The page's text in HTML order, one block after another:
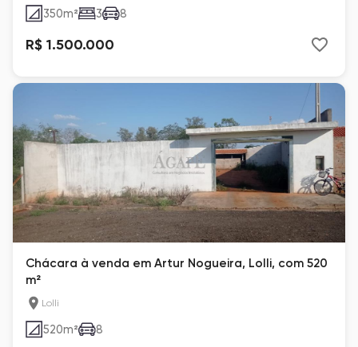
350m² 3 8
R$ 1.500.000
Chácara à venda em Artur Nogueira, Lolli, com 520
m²
Lolli
520m² 8